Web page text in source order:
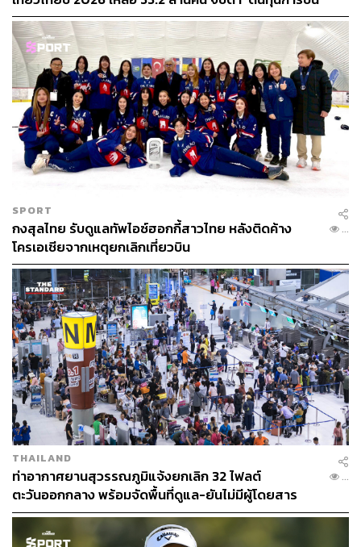
พุ่ง-น้ำมันขาดแคลน’ บีบธุรกิจท่องเที่ยวไทยรับศึกหนัก 8
สัปดาห์อันตราย
SPORT
กงสุลไทย รับดูแลทัพไอซ์ฮอกกี้สาวไทย หลังติดค้าง
โครเอเชียจากเหตุยกเลิกเที่ยวบิน
...
THAILAND
ท่าอากาศยานสุวรรณภูมิแจ้งยกเลิก 32 ไฟลต์
ตะวันออกกลาง พร้อมจัดพื้นที่ดูแล-ยันไม่มีผู้โดยสาร
ตกค้าง
...